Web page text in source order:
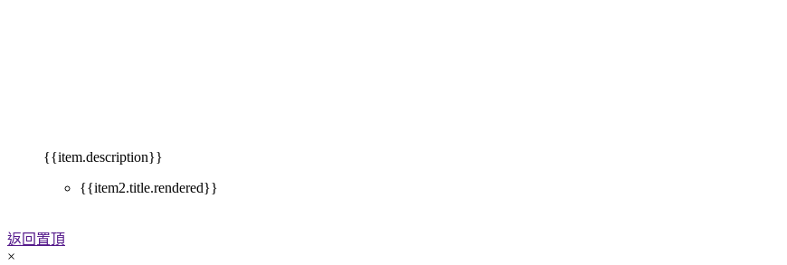
{{item.description}}
{{item2.title.rendered}}
返回置頂
×